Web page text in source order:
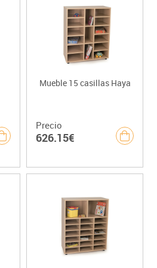
Mueble 15 casillas Haya
Precio
626.15€